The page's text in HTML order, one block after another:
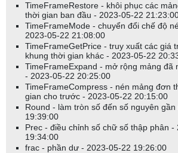
TimeFrameRestore - khôi phục các
thời gian ban đầu - 2023-05-22
TimeFrameMode - chuyển đổi chế độ
2023-05-22 21:08:00
TimeFrameGetPrice - truy xuất các giá
khung thời gian khác - 2023-05-22
TimeFrameExpand - mở rộng mảng đã
- 2023-05-22 20:25:00
TimeFrameCompress - nén mảng đơn
gian cho trước - 2023-05-22 20:15:00
Round - làm tròn số đến số nguyên
19:39:00
Prec - điều chỉnh số chữ số thập phân -
19:34:00
frac - phần dư - 2023-05-22 19:26:00